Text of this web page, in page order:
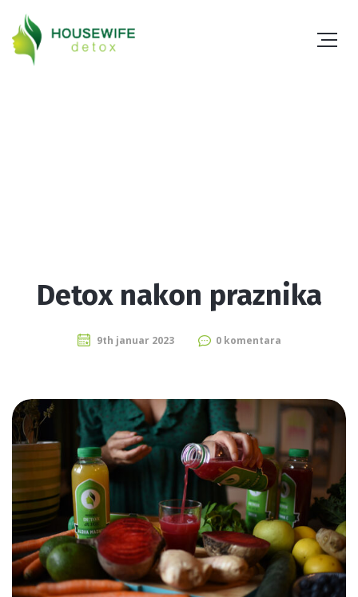
Detox nakon praznika
9th januar 2023 0 komentara